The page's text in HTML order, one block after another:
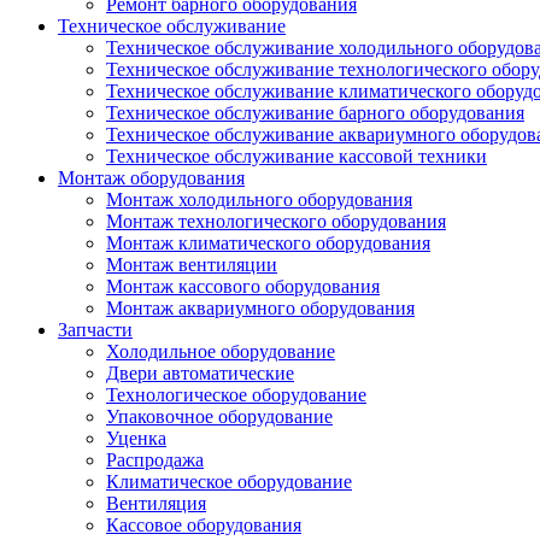
Техническое обслуживание
Техническое обслуживание холодильного
Техническое обслуживание технологического
Техническое обслуживание климатического
Техническое обслуживание барного оборудования
Техническое обслуживание аквариумного
Техническое обслуживание кассовой техники
Монтаж оборудования
Монтаж холодильного оборудования
Монтаж технологического оборудования
Монтаж климатического оборудования
Монтаж вентиляции
Монтаж кассового оборудования
Монтаж аквариумного оборудования
Запчасти
Холодильное оборудование
Двери автоматические
Технологическое оборудование
Упаковочное оборудование
Уценка
Распродажа
Климатическое оборудование
Вентиляция
Кассовое оборудования